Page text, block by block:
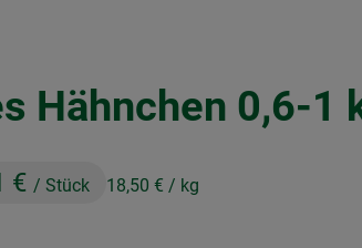
Hähnchen 0,6-1
€ / Stück 18,50 € / kg